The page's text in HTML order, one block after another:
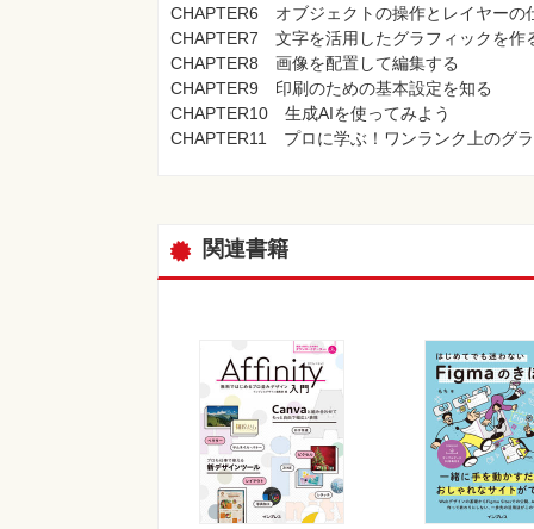
CHAPTER6 オブジェクトの操作とレイヤーの
CHAPTER7 文字を活用したグラフィックを作
CHAPTER8 画像を配置して編集する
CHAPTER9 印刷のための基本設定を知る
CHAPTER10 生成AIを使ってみよう
CHAPTER11 プロに学ぶ！ワンランク上のグ
関連書籍